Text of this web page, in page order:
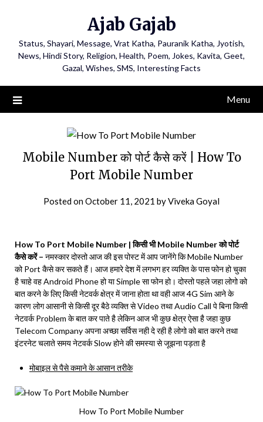
Ajab Gajab
Status, Shayari, Message, Vrat Katha, Pauranik Katha, Jyotish,
News, Hindi Story, Religion, Health, Poem, Jokes, Kavita, Geet,
Gazal, Wishes, SMS, Interesting Facts
Menu
Mobile Number को पोर्ट कैसे करें | How To
Port Mobile Number
Posted onOctober 11, 2021 byViveka Goyal
How To Port Mobile Number | किसी भी Mobile Number को पोर्ट
कैसे करें – नमस्कार दोस्तो आज की इस पोस्ट में आप जानेंगे कि Mobile Number
को Port कैसे कर सकते हैं। आज हमारे देश में लगभग हर व्यक्ति के पास फोन हो चुका
है चाहे वह Android Phone हो या Simple सा फोन हो। दोस्तो पहले जहा लोगो को
बात करने के लिए किसी नेटवर्क क्षेत्र में जाना होता था वही आज 4G Sim आने के
कारण लोग आसानी से किसी दूर बैठे व्यक्ति से Video तथा Audio Call पे बिना किसी
नेटवर्क Problem के बात कर पाते है लेकिन आज भी कुछ क्षेत्र ऐसा है जहा कुछ
Telecom Company अपना अच्छा सर्विस नही दे रही है लोगो को बात करने तथा
इंटरनेट चलाते समय नेटवर्क Slow होने की समस्या से जूझना पड़ता है
मोबाइल से पैसे कमाने के आसान तरीके
How To Port Mobile Number